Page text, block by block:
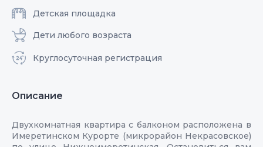
Детская площадка
Дети любого возраста
Круглосуточная регистрация
Описание
Двухкомнатная квартира с балконом расположена в
Имеретинском Курорте (микрорайон Некрасовское)